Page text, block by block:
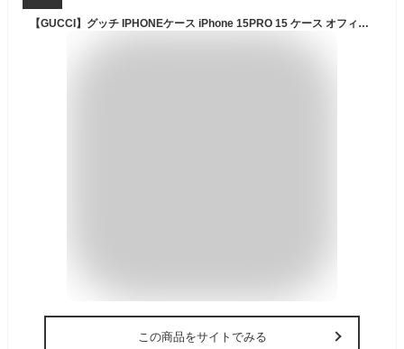
【GUCCI】グッチ IPHONEケース iPhone 15PRO 15 ケース オフィディア IPHONE スマートフォンケース メンズ レディース ブランドiPhoneケース ブランドロゴ おしゃれ お洒落 モード系 ストリート トレンド 携帯ケース アイホンケース アイフォーンケース スマホケース
この商品をサイトでみる